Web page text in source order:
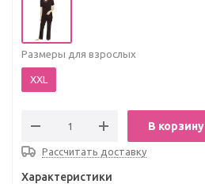
Размеры для взрослых
XXL
В корзину
Рассчитать доставку
Характеристики